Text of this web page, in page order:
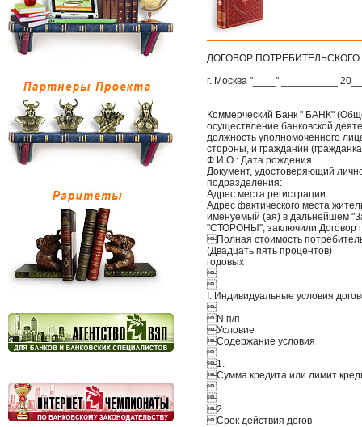
ДОГОВОР ПОТРЕБИТЕЛЬСКОГО
г. Москва "____" __________ 20__
Коммерческий Банк " БАНК"
осуществление банковской
должность уполномоченного
стороны, и гражданин
Ф.И.О.: Дата рождения
Документ, удостоверяющий
подразделения:
Адрес места регистрации:
Адрес фактического места
именуемый (ая) в дальнейшем
"СТОРОНЫ", заключили Договор
Полная стоимость
(Двадцать пять процентов)
годовых


I. Индивидуальные условия

N п/п
Условие
Содержание условия

1.
Сумма кредита или лимит


2.
Срок действия догов